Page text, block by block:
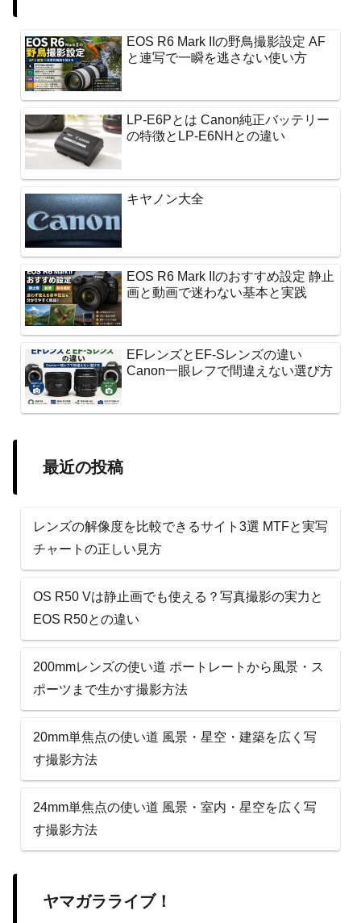
EOS R6 Mark IIの野鳥撮影設定 AF
と連写で一瞬を逃さない使い方
LP-E6Pとは Canon純正バッテリー
の特徴とLP-E6NHとの違い
キヤノン大全
EOS R6 Mark IIのおすすめ設定 静止
画と動画で迷わない基本と実践
EFレンズとEF-Sレンズの違い
Canon一眼レフで間違えない選び方
最近の投稿
レンズの解像度を比較できるサイト3選 MTFと実写
チャートの正しい見方
OS R50 Vは静止画でも使える？写真撮影の実力と
EOS R50との違い
200mmレンズの使い道 ポートレートから風景・ス
ポーツまで生かす撮影方法
20mm単焦点の使い道 風景・星空・建築を広く写
す撮影方法
24mm単焦点の使い道 風景・室内・星空を広く写
す撮影方法
ヤマガラライブ！